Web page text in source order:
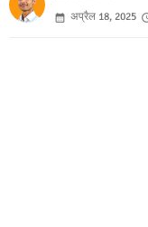
अप्रैल 18, 2025